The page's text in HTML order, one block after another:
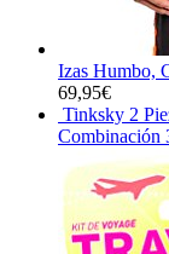
Izas Humbo,
69,95€
Tinksky 2
Combinación